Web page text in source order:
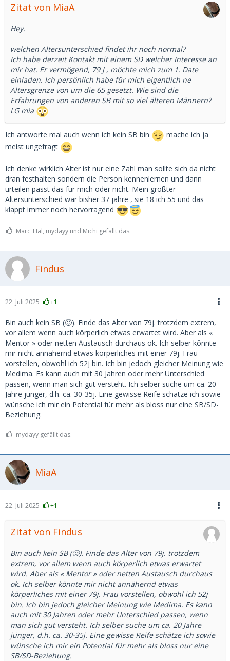
Zitat von MiaA
Hey.
welchen Altersunterschied findet ihr noch normal?
Ich habe derzeit Kontakt mit einem SD welcher Interesse an
mir hat. Er vermögend, 79 J , möchte mich zum 1. Date
einladen. Ich persönlich habe für mich eigentlich ne
Altersgrenze von um die 65 gesetzt. Wie sind die
Erfahrungen von anderen SB mit so viel älteren Männern?
LG mia
Ich antworte mal auch wenn ich kein SB bin
mache ich ja
meist ungefragt
Ich denke wirklich Alter ist nur eine Zahl man sollte sich da nicht
dran festhalten sondern die Person kennenlernen und dann
urteilen passt das für mich oder nicht. Mein größter
Altersunterschied war bisher 37 jahre , sie 18 ich 55 und das
klappt immer noch hervorragend
Marc_Hal, mydayy und Michi gefällt das.
Findus
22. Juli 2025 +1
Bin auch kein SB (🙂). Finde das Alter von 79j. trotzdem extrem,
vor allem wenn auch körperlich etwas erwartet wird. Aber als «
Mentor » oder netten Austausch durchaus ok. Ich selber könnte
mir nicht annähernd etwas körperliches mit einer 79j. Frau
vorstellen, obwohl ich 52j bin. Ich bin jedoch gleicher Meinung wie
Medima. Es kann auch mit 30 Jahren oder mehr Unterschied
passen, wenn man sich gut versteht. Ich selber suche um ca. 20
Jahre jünger, d.h. ca. 30-35j. Eine gewisse Reife schätze ich sowie
wünsche ich mir ein Potential für mehr als bloss nur eine SB/SD-
Beziehung.
mydayy gefällt das.
MiaA
22. Juli 2025 +1
Zitat von Findus
Bin auch kein SB (🙂). Finde das Alter von 79j. trotzdem
extrem, vor allem wenn auch körperlich etwas erwartet
wird. Aber als « Mentor » oder netten Austausch durchaus
ok. Ich selber könnte mir nicht annähernd etwas
körperliches mit einer 79j. Frau vorstellen, obwohl ich 52j
bin. Ich bin jedoch gleicher Meinung wie Medima. Es kann
auch mit 30 Jahren oder mehr Unterschied passen, wenn
man sich gut versteht. Ich selber suche um ca. 20 Jahre
jünger, d.h. ca. 30-35j. Eine gewisse Reife schätze ich sowie
wünsche ich mir ein Potential für mehr als bloss nur eine
SB/SD-Beziehung.